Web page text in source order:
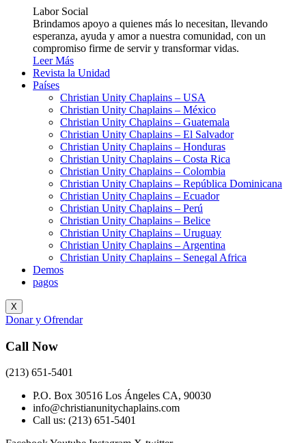
Labor Social
Brindamos apoyo a quienes más lo necesitan, llevando
esperanza, ayuda y amor a nuestra comunidad, con un
compromiso firme de servir y transformar vidas.
Leer Más
Revista la Unidad
Países
Christian Unity Chaplains – USA
Christian Unity Chaplains – México
Christian Unity Chaplains – Guatemala
Christian Unity Chaplains – El Salvador
Christian Unity Chaplains – Honduras
Christian Unity Chaplains – Costa Rica
Christian Unity Chaplains – Colombia
Christian Unity Chaplains – República Dominicana
Christian Unity Chaplains – Ecuador
Christian Unity Chaplains – Perú
Christian Unity Chaplains – Belice
Christian Unity Chaplains – Uruguay
Christian Unity Chaplains – Argentina
Christian Unity Chaplains – Senegal Africa
Demos
pagos
X
Donar y Ofrendar
Call Now
(213) 651-5401
P.O. Box 30516 Los Ángeles CA, 90030
info@christianunitychaplains.com
Call us: (213) 651-5401